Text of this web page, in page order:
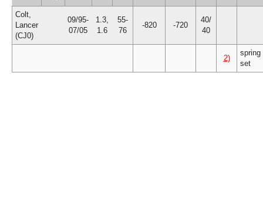
Colt,
Lancer
(CJ0)
09/95-
07/05
1.3,
1.6
55-
76
-820 -720
40/
40
2)
spring
set